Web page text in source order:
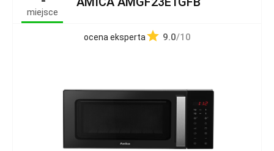
miejsce
ocena eksperta 9.0/10